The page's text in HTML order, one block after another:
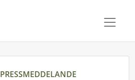
PRESSMEDDELANDE